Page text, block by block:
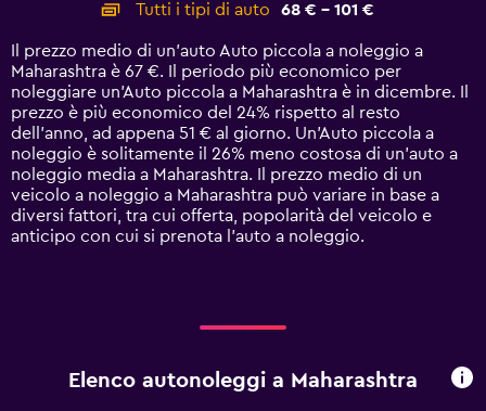
14
categories.
The
chart
has
1
Y
axis
displaying
values.
Range:
Tutti i tipi di auto
68 € - 101 €
Il prezzo medio di un'auto Auto piccola a noleggio a
Maharashtra è 67 €. Il periodo più economico per
noleggiare un'Auto piccola a Maharashtra è in dicembre. Il
prezzo è più economico del 24% rispetto al resto
dell'anno, ad appena 51 € al giorno. Un'Auto piccola a
noleggio è solitamente il 26% meno costosa di un'auto a
noleggio media a Maharashtra. Il prezzo medio di un
veicolo a noleggio a Maharashtra può variare in base a
diversi fattori, tra cui offerta, popolarità del veicolo e
anticipo con cui si prenota l'auto a noleggio.
Elenco autonoleggi a Maharashtra